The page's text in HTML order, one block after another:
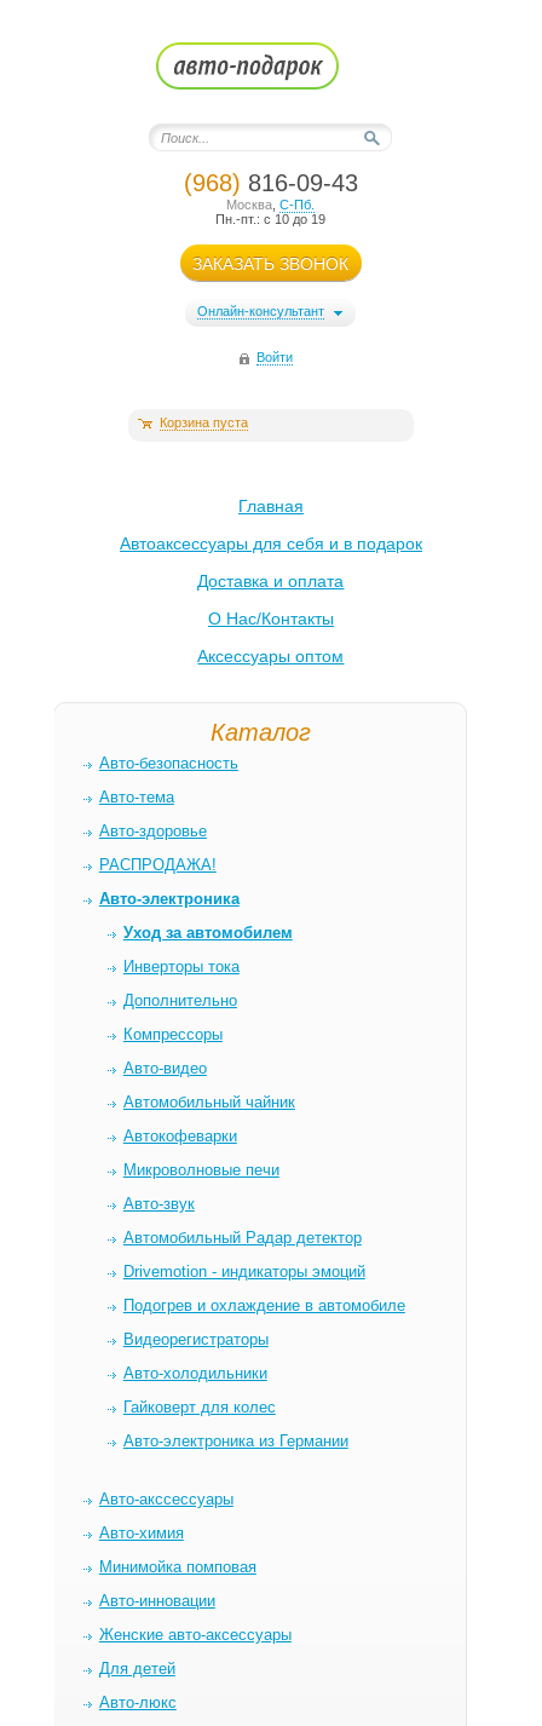
(968) 816-09-43
Москва ,С-Пб.
Пн.-пт.: с 10 до 19
ЗАКАЗАТЬ ЗВОНОК
Онлайн-консультант
Войти
Корзина пуста
Главная
Автоаксессуары для себя и в подарок
Доставка и оплата
О Нас/Контакты
Аксессуары оптом
Каталог
Авто-безопасность
Авто-тема
Авто-здоровье
РАСПРОДАЖА!
Авто-электроника
Уход за автомобилем
Инверторы тока
Дополнительно
Компрессоры
Авто-видео
Автомобильный чайник
Автокофеварки
Микроволновые печи
Авто-звук
Автомобильный Радар детектор
Drivemotion - индикаторы эмоций
Подогрев и охлаждение в автомобиле
Видеорегистраторы
Авто-холодильники
Гайковерт для колес
Авто-электроника из Германии
Авто-акссессуары
Авто-химия
Минимойка помповая
Авто-инновации
Женские авто-аксессуары
Для детей
Авто-люкс